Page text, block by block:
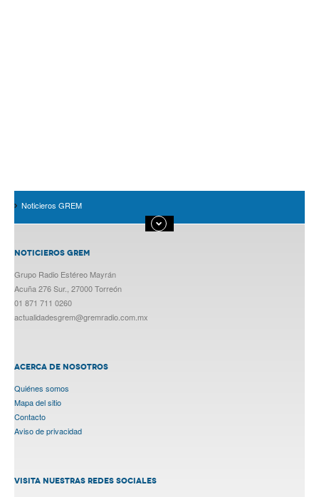
Noticieros GREM
NOTICIEROS GREM
Grupo Radio Estéreo Mayrán
Acuña 276 Sur., 27000 Torreón
01 871 711 0260
actualidadesgrem@gremradio.com.mx
ACERCA DE NOSOTROS
Quiénes somos
Mapa del sitio
Contacto
Aviso de privacidad
VISITA NUESTRAS REDES SOCIALES